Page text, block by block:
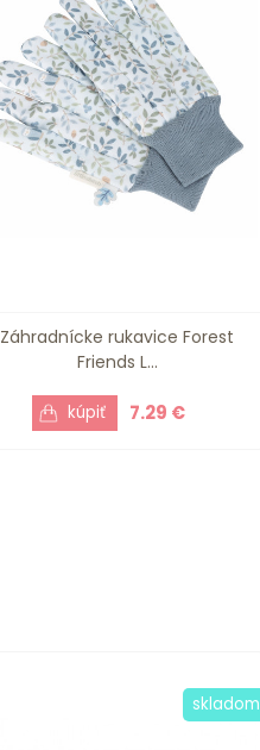
Záhradnícke rukavice Forest
Friends L...
7.29 €
skladom